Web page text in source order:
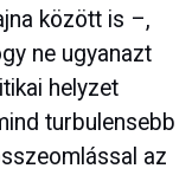
között is –,
ne ugyanazt
helyzet
turbulensebb
az